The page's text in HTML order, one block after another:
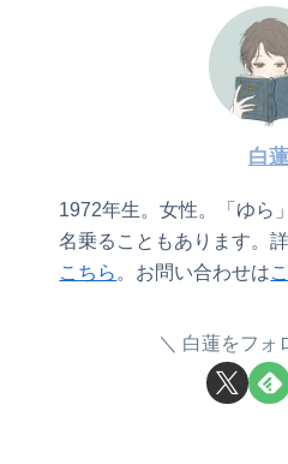
白蓮
1972年生。女性。「ゆら
名乗ることもあります。
こちら。お問い合わせは
白蓮をフォ